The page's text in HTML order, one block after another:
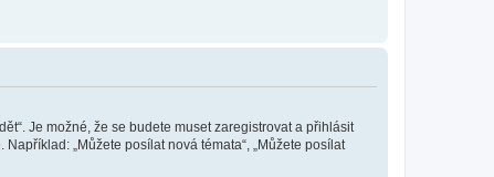
Je možné, že se budete muset zaregistrovat a přihlásit
„Můžete posílat nová témata“, „Můžete posílat